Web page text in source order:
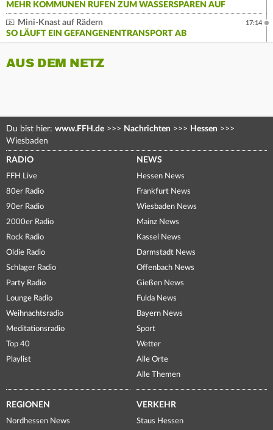
MEHR KOMMUNEN RUFEN ZUM WASSERSPAREN AUF
Mini-Knast auf Rädern
SO LÄUFT EIN GEFANGENENTRANSPORT AB
17:14
AUS DEM NETZ
Du bist hier: www.FFH.de >>> Nachrichten >>> Hessen >>>
Wiesbaden
RADIO
FFH Live
80er Radio
90er Radio
2000er Radio
Rock Radio
Oldie Radio
Schlager Radio
Party Radio
Lounge Radio
Weihnachtsradio
Meditationsradio
Top 40
Playlist
NEWS
Hessen News
Frankfurt News
Wiesbaden News
Mainz News
Kassel News
Darmstadt News
Offenbach News
Gießen News
Fulda News
Bayern News
Sport
Wetter
Alle Orte
Alle Themen
REGIONEN
Nordhessen News
VERKEHR
Staus Hessen